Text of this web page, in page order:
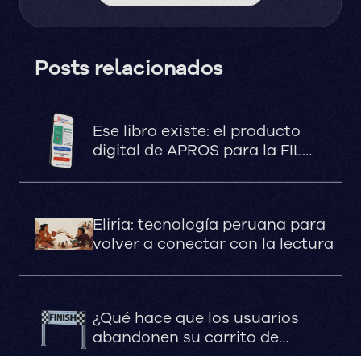
Posts relacionados
Ese libro existe: el producto
digital de APROS para la FIL
Eliria: tecnología peruana para
volver a conectar con la lectura
¿Qué hace que los usuarios
abandonen su carrito de